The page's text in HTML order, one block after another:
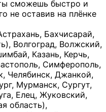
сможешь быстро и
не оставив на плёнке
Бахчисарай,
Волгоград, Волжский,
Казань, Керчь,
Симферополь,
Челябинск, Джанкой,
Мурманск, Сургут,
Елец, Жуковский,
область),